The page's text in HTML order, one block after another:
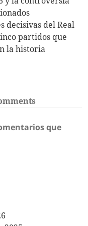
decisivas del Real
partidos que
la historia
que